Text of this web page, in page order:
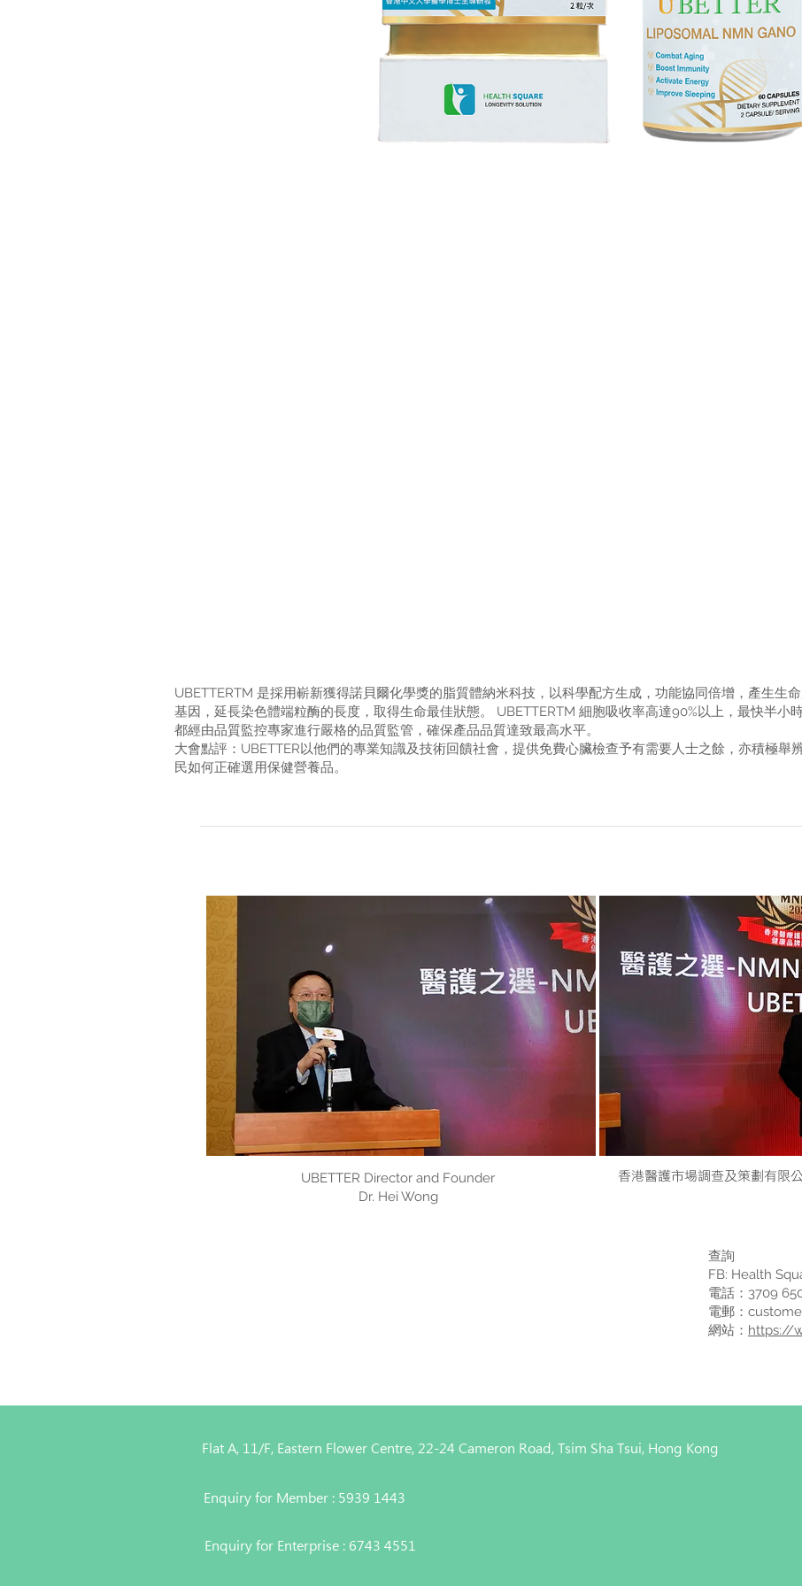
UBETTERTM 是採用嶄新獲得諾貝爾化學獎的脂質體納米科技，以科學配方生成，功能協同倍增，產生生
基因，延長染色體端粒酶的長度，取得生命最佳狀態。 UBETTERTM 細胞吸收率高達90%以上，最快半小
都經由品質監控專家進行嚴格的品質監管，確保產品品質達致最高水平。
大會點評：UBETTER以他們的專業知識及技術回饋社會，提供免費心臟檢查予有需要人士之餘，亦積極舉
民如何正確選用保健營養品。
UBETTER Director and Founder
Dr. Hei Wong
香港醫護市場調查及策劃有限
查詢
FB: Health
電話：3709
電郵：
網站： https://
Flat A, 11/F, Eastern Flower Centre, 22-24 Cameron Road, Tsim Sha Tsui, Hong Kong
Enquiry for Member : 5939 1443
Enquiry for Enterprise : 6743 4551